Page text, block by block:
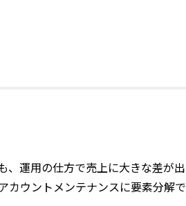
、運用の仕方で売上に大きな差が
ウントメンテナンスに要素分解で